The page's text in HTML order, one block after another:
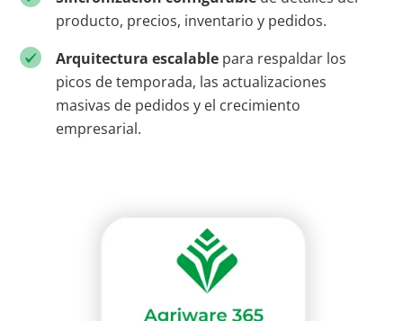
producto, precios, inventario y pedidos.
Arquitectura escalable para respaldar los
picos de temporada, las actualizaciones
masivas de pedidos y el crecimiento
empresarial.